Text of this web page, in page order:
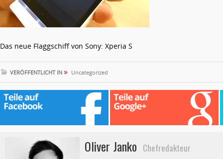
Das neue Flaggschiff von Sony: Xperia S
VERÖFFENTLICHT IN » Uncategorized
Oliver Janko Chefredakteur